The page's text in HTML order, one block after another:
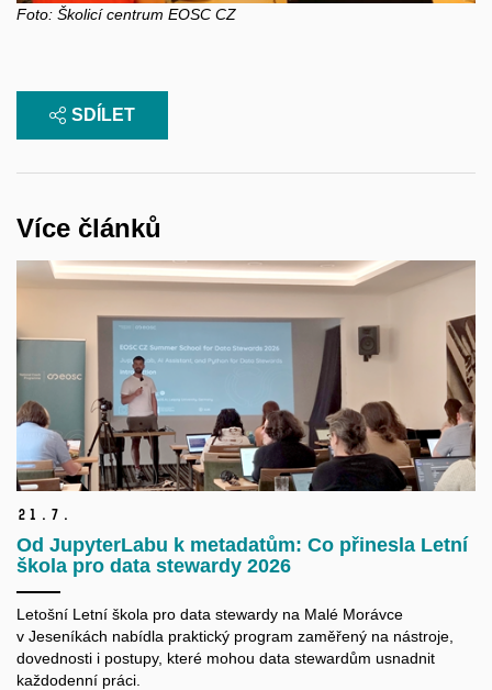
Foto: Školicí centrum EOSC CZ
SDÍLET
Více článků
21. 7.
Od JupyterLabu k metadatům: Co přinesla Letní
škola pro data stewardy 2026
Letošní Letní škola pro data stewardy na Malé Morávce
v Jeseníkách nabídla praktický program zaměřený na nástroje,
dovednosti i postupy, které mohou data stewardům usnadnit
každodenní práci.